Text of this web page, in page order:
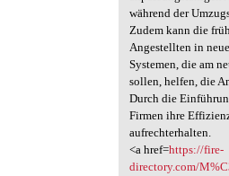
während der
Zudem kann die
Angestellten in
Systemen, die am
sollen, helfen, die
Durch die
Firmen ihre
aufrechterhalten.
<a href=https://fire-
directory.com/